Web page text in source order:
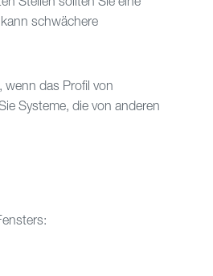
schwächere
wenn das Profil von
Systeme, die von anderen